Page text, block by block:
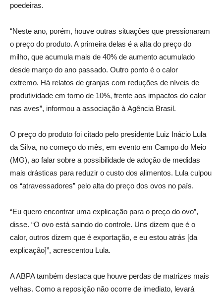
poedeiras.
“Neste ano, porém, houve outras situações que pressionaram
o preço do produto. A primeira delas é a alta do preço do
milho, que acumula mais de 40% de aumento acumulado
desde março do ano passado. Outro ponto é o calor
extremo. Há relatos de granjas com reduções de níveis de
produtividade em torno de 10%, frente aos impactos do calor
nas aves”, informou a associação à Agência Brasil.
O preço do produto foi citado pelo presidente Luiz Inácio Lula
da Silva, no começo do mês, em evento em Campo do Meio
(MG), ao falar sobre a possibilidade de adoção de medidas
mais drásticas para reduzir o custo dos alimentos. Lula culpou
os “atravessadores” pelo alta do preço dos ovos no país.
“Eu quero encontrar uma explicação para o preço do ovo”,
disse. “O ovo está saindo do controle. Uns dizem que é o
calor, outros dizem que é exportação, e eu estou atrás [da
explicação]”, acrescentou Lula.
A ABPA também destaca que houve perdas de matrizes mais
velhas. Como a reposição não ocorre de imediato, levará